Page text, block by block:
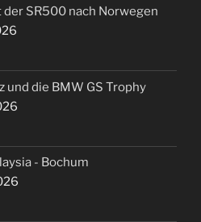
SR500 nach Norwegen
und die BMW GS Trophy
- Bochum